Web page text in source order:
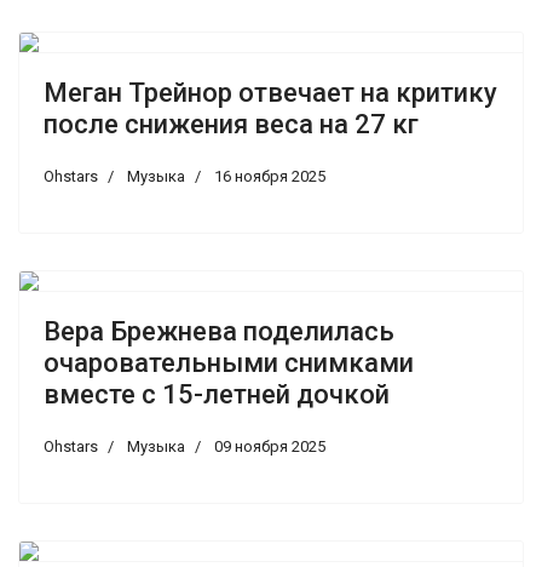
Меган Трейнор отвечает на критику
после снижения веса на 27 кг
Ohstars Музыка 16 ноября 2025
Вера Брежнева поделилась
очаровательными снимками
вместе с 15-летней дочкой
Ohstars Музыка 09 ноября 2025